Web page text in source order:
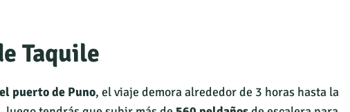
Taquile
puerto de Puno, el viaje demora alrededor de 3 horas hasta la